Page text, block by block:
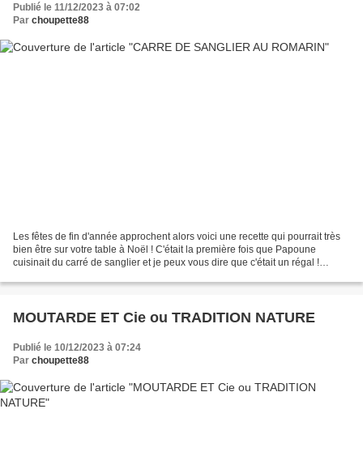
Publié le 11/12/2023 à 07:02
Par choupette88
Les fêtes de fin d'année approchent alors voici une recette qui pourrait très
bien être sur votre table à Noël ! C'était la première fois que Papoune
cuisinait du carré de sanglier et je peux vous dire que c'était un régal !
MOUTARDE ET Cie ou TRADITION NATURE
Publié le 10/12/2023 à 07:24
Par choupette88